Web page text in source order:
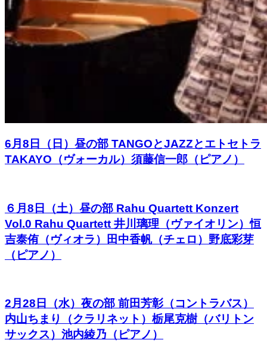
6月8日（日）昼の部 TANGOとJAZZとエトセトラ
TAKAYO（ヴォーカル）須藤信一郎（ピアノ）
６月8日（土）昼の部 Rahu Quartett Konzert
Vol.0 Rahu Quartett 井川璃理（ヴァイオリン）恒
吉泰侑（ヴィオラ）田中香帆（チェロ）野底彩芽
（ピアノ）
2月28日（水）夜の部 前田芳彰（コントラバス）
内山ちまり（クラリネット）栃尾克樹（バリトン
サックス）池内綾乃（ピアノ）